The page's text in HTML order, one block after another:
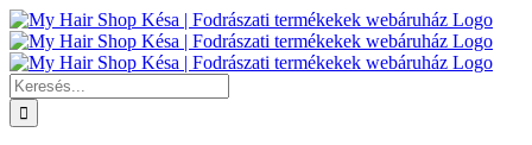
Kihagyás
Keresés...